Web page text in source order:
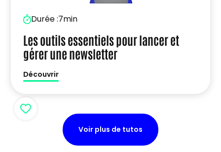
Durée :7min
Les outils essentiels pour lancer et
gérer une newsletter
Découvrir
Voir plus de tutos